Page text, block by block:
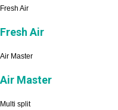
Fresh Air
Fresh Air
Air Master
Air Master
Multi split